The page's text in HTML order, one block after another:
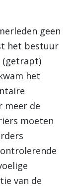
geen
het bestuur
(getrapt)
het
meer de
moeten
van de